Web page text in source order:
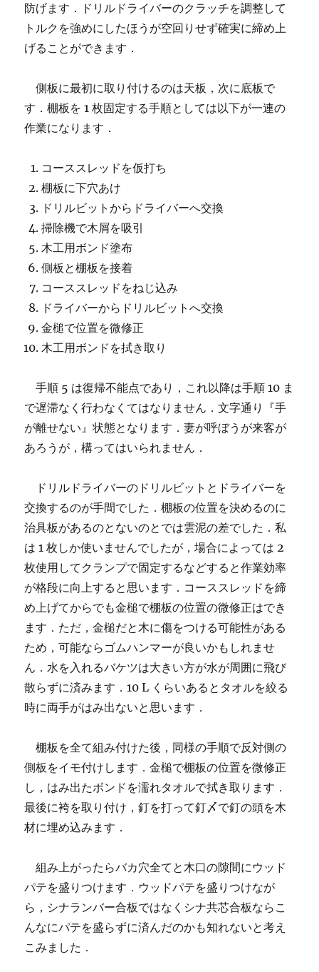
防げます．ドリルドライバーのクラッチを調整して
トルクを強めにしたほうが空回りせず確実に締め上
げることができます．
側板に最初に取り付けるのは天板，次に底板で
す．棚板を 1 枚固定する手順としては以下が一連の
作業になります．
コーススレッドを仮打ち
棚板に下穴あけ
ドリルビットからドライバーへ交換
掃除機で木屑を吸引
木工用ボンド塗布
側板と棚板を接着
コーススレッドをねじ込み
ドライバーからドリルビットへ交換
金槌で位置を微修正
木工用ボンドを拭き取り
手順 5 は復帰不能点であり，これ以降は手順 10 ま
で遅滞なく行わなくてはなりません．文字通り『手
が離せない』状態となります．妻が呼ぼうが来客が
あろうが，構ってはいられません．
ドリルドライバーのドリルビットとドライバーを
交換するのが手間でした．棚板の位置を決めるのに
治具板があるのとないのとでは雲泥の差でした．私
は 1 枚しか使いませんでしたが，場合によっては 2
枚使用してクランプで固定するなどすると作業効率
が格段に向上すると思います．コーススレッドを締
め上げてからでも金槌で棚板の位置の微修正はでき
ます．ただ，金槌だと木に傷をつける可能性がある
ため，可能ならゴムハンマーが良いかもしれませ
ん．水を入れるバケツは大きい方が水が周囲に飛び
散らずに済みます．10 L くらいあるとタオルを絞る
時に両手がはみ出ないと思います．
棚板を全て組み付けた後，同様の手順で反対側の
側板をイモ付けします．金槌で棚板の位置を微修正
し，はみ出たボンドを濡れタオルで拭き取ります．
最後に袴を取り付け，釘を打って釘〆で釘の頭を木
材に埋め込みます．
組み上がったらバカ穴全てと木口の隙間にウッド
パテを盛りつけます．ウッドパテを盛りつけなが
ら，シナランバー合板ではなくシナ共芯合板ならこ
んなにパテを盛らずに済んだのかも知れないと考え
こみました．